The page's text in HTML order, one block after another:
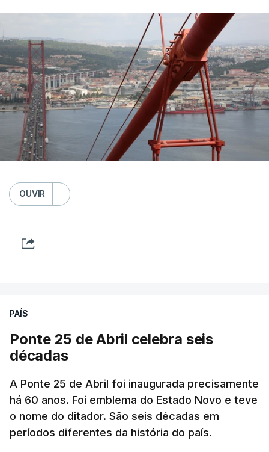
OUVIR
PAÍS
Ponte 25 de Abril celebra seis
décadas
A Ponte 25 de Abril foi inaugurada precisamente
há 60 anos. Foi emblema do Estado Novo e teve
o nome do ditador. São seis décadas em
períodos diferentes da história do país.